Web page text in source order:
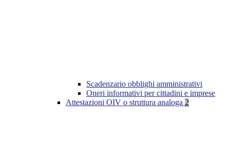
Scadenzario obblighi amministrativi
Oneri informativi per cittadini e imprese
Attestazioni OIV o struttura analoga 2